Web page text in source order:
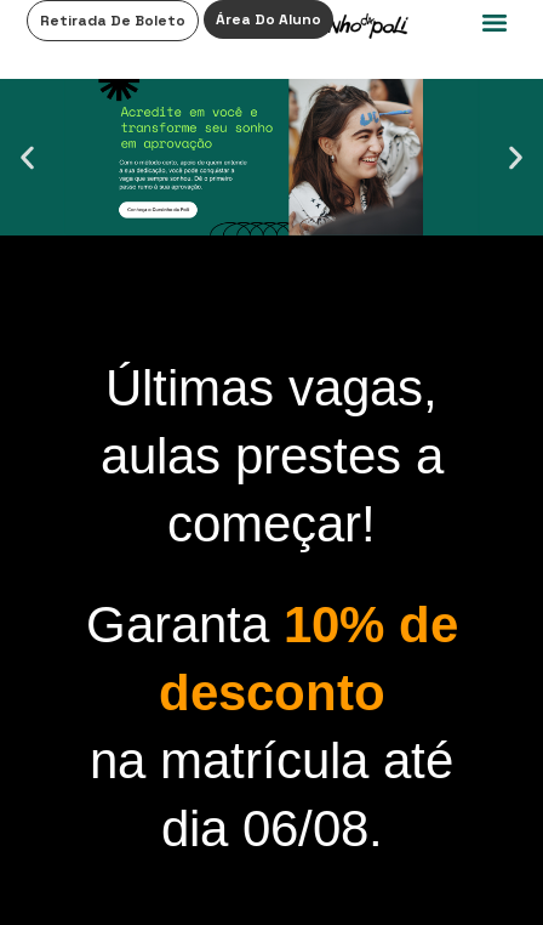
Retirada De Boleto Área Do Aluno
Últimas vagas,
aulas prestes a
começar!
Garanta 10% de
desconto
na matrícula até
dia 06/08.